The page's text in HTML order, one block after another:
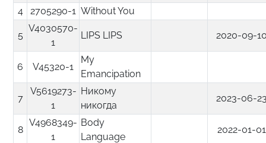
4 2705290-1 Without You
5
V4030570-
1
LIPS LIPS 2020-09-
6 V45320-1
My
Emancipation
7
V5619273-
1
Никому
никогда
2023-06-
8
V4968349-
1
Body
Language
2022-01-01